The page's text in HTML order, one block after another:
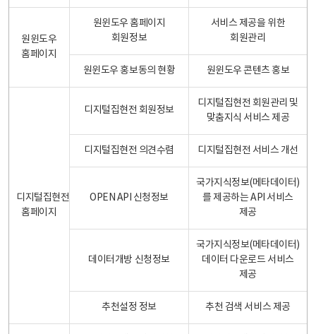
원윈도우
홈페이지
원윈도우 홈페이지
회원정보
서비스 제공을 위한
회원관리
원윈도우 홍보동의 현황 원윈도우 콘텐츠 홍보
디지털집현전
홈페이지
디지털집현전 회원정보
디지털집현전 회원관리 및
맞춤지식 서비스 제공
디지털집현전 의견수렴 디지털집현전 서비스 개선
OPEN API 신청정보
국가지식정보(메타데이터)
를 제공하는 API 서비스
제공
데이터개방 신청정보
국가지식정보(메타데이터)
데이터 다운로드 서비스
제공
추천설정 정보 추천 검색 서비스 제공